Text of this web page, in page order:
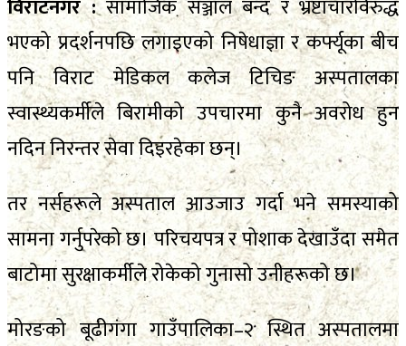
No Result
View All Result
No Result
View All Result
विराटनगर :सामाजिक सञ्जाल बन्द र भ्रष्टाचारविरुद्ध
भएको प्रदर्शनपछि लगाइएको निषेधाज्ञा र कर्फ्यूका बीच
पनि विराट मेडिकल कलेज टिचिङ अस्पतालका
स्वास्थ्यकर्मीले बिरामीको उपचारमा कुनै अवरोध हुन
नदिन निरन्तर सेवा दिइरहेका छन्।
तर नर्सहरूले अस्पताल आउजाउ गर्दा भने समस्याको
सामना गर्नुपरेको छ। परिचयपत्र र पोशाक देखाउँदा समेत
बाटोमा सुरक्षाकर्मीले रोकेको गुनासो उनीहरूको छ।
मोरङको बूढीगंगा गाउँपालिका–२ स्थित अस्पतालमा